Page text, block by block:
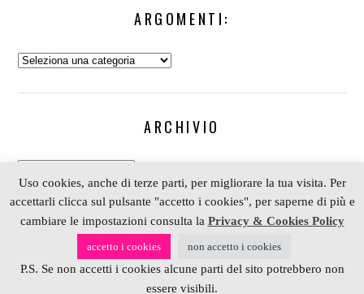
ARGOMENTI:
Argomenti:
ARCHIVIO
Archivio
COPYRIGHT 2006-2023 ALESSIA SCRAP & CRAFT |
PARTNERDEPOSITPHOTOS| P. IVA 01574070098 |
REALIZZATO DA4BLOG.INFO
Uso cookies, anche di terze parti, per migliorare la tua visita. Per
accettarli clicca sul pulsante "accetto i cookies", per saperne di più e
cambiare le impostazioni consulta la Privacy & Cookies Policy
accetto i cookies non accetto i cookies
P.S. Se non accetti i cookies alcune parti del sito potrebbero non
essere visibili.